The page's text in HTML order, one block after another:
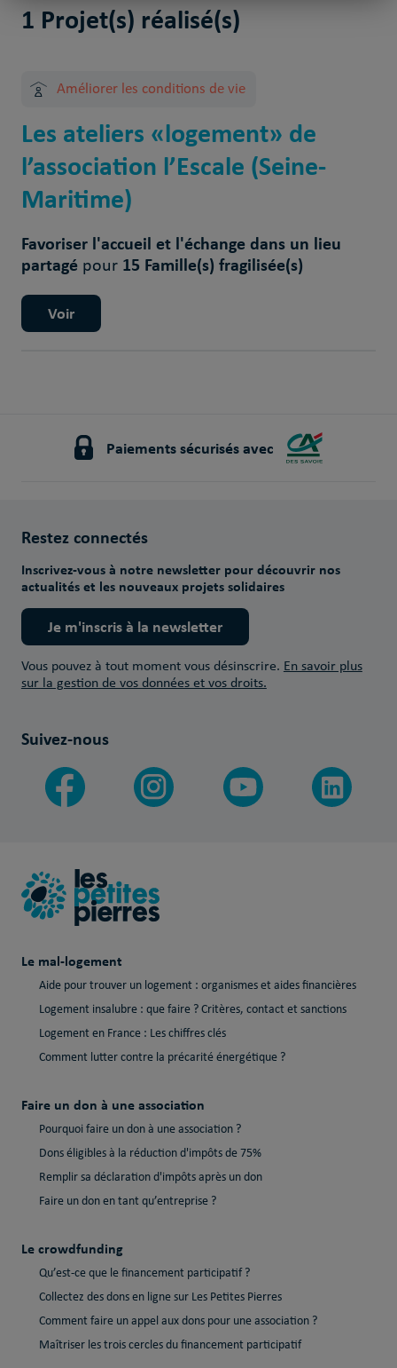
1 Projet(s) réalisé(s)
Améliorer les conditions de vie
Les ateliers «logement» de
l’association l’Escale (Seine-
Maritime)
Favoriser l'accueil et l'échange dans un lieu
partagé pour15 Famille(s) fragilisée(s)
Voir
Paiements sécurisés avec
Restez connectés
Inscrivez-vous à notre newsletter pour découvrir nos
actualités et les nouveaux projets solidaires
Je m'inscris à la newsletter
Vous pouvez à tout moment vous désinscrire. En savoir plus
sur la gestion de vos données et vos droits.
Suivez-nous
Le mal-logement
Aide pour trouver un logement : organismes et aides financières
Logement insalubre : que faire ? Critères, contact et sanctions
Logement en France : Les chiffres clés
Comment lutter contre la précarité énergétique ?
Faire un don à une association
Pourquoi faire un don à une association ?
Dons éligibles à la réduction d'impôts de 75%
Remplir sa déclaration d'impôts après un don
Faire un don en tant qu’entreprise ?
Le crowdfunding
Qu’est-ce que le financement participatif ?
Collectez des dons en ligne sur Les Petites Pierres
Comment faire un appel aux dons pour une association ?
Maîtriser les trois cercles du financement participatif